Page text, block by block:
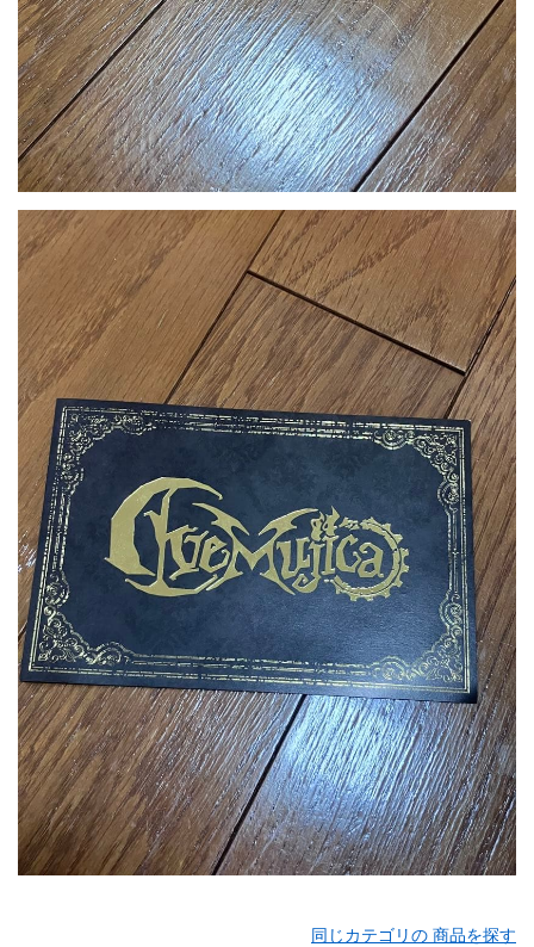
同じカテゴリの 商品を探す